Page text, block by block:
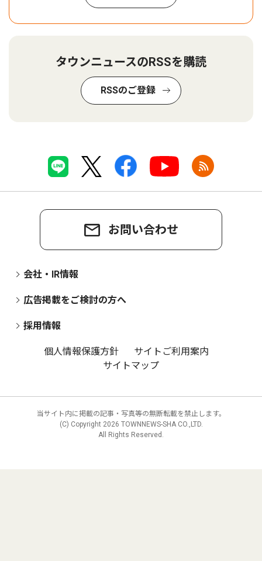
タウンニュースのRSSを購読
RSSのご登録
お問い合わせ
会社・IR情報
広告掲載をご検討の方へ
採用情報
個人情報保護方針
サイトご利用案内
サイトマップ
当サイト内に掲載の記事・写真等の無断転載を禁止します。
(C) Copyright 2026 TOWNNEWS-SHA CO.,LTD.
All Rights Reserved.